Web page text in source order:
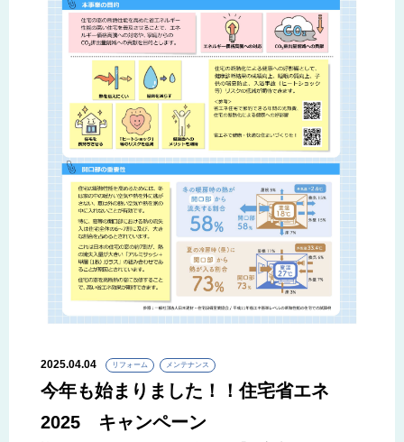
2025.04.04 リフォーム メンテナンス
今年も始まりました！！住宅省エネ
2025 キャンペーン